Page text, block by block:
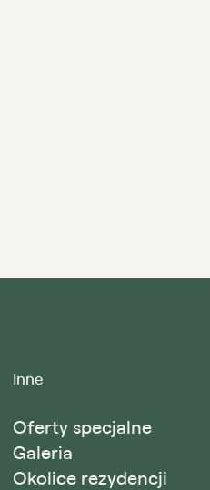
Inne
Oferty specjalne
Galeria
Okolice rezydencji